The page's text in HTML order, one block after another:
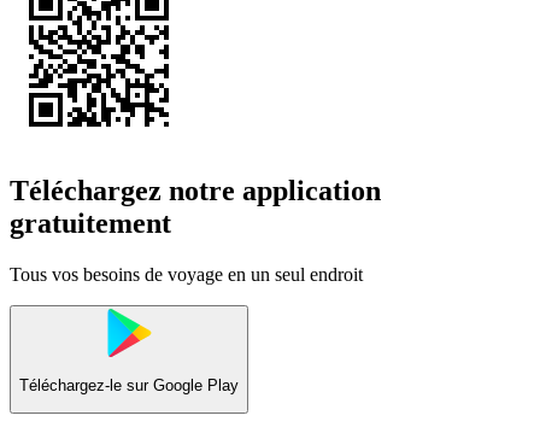
Téléchargez notre application
gratuitement
Tous vos besoins de voyage en un seul endroit
Téléchargez-le sur Google Play